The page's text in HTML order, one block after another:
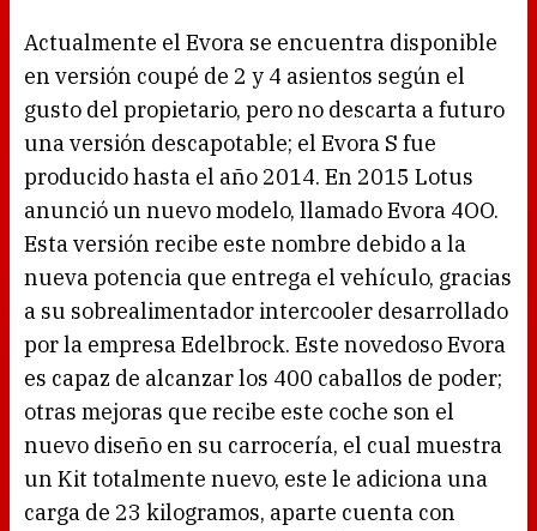
Actualmente el Evora se encuentra disponible
en versión coupé de 2 y 4 asientos según el
gusto del propietario, pero no descarta a futuro
una versión descapotable; el Evora S fue
producido hasta el año 2014. En 2015 Lotus
anunció un nuevo modelo, llamado Evora 4OO.
Esta versión recibe este nombre debido a la
nueva potencia que entrega el vehículo, gracias
a su sobrealimentador intercooler desarrollado
por la empresa Edelbrock. Este novedoso Evora
es capaz de alcanzar los 400 caballos de poder;
otras mejoras que recibe este coche son el
nuevo diseño en su carrocería, el cual muestra
un Kit totalmente nuevo, este le adiciona una
carga de 23 kilogramos, aparte cuenta con